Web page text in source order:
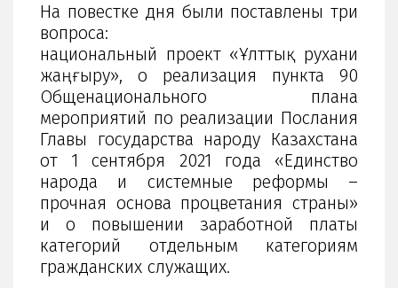
На повестке дня были поставлены три
вопроса:
национальный проект «Ұлттық рухани
жаңғыру», о реализация пункта 90
Общенационального плана
мероприятий по реализации Послания
Главы государства народу Казахстана
от 1 сентября 2021 года «Единство
народа и системные реформы –
прочная основа процветания страны»
и о повышении заработной платы
категорий отдельным категориям
гражданских служащих.